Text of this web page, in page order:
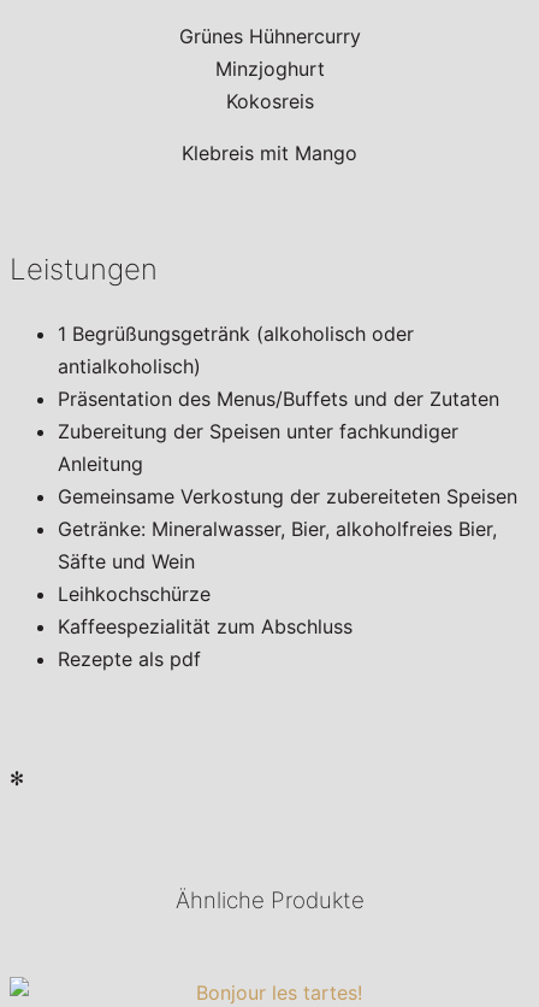
Grünes Hühnercurry
Minzjoghurt
Kokosreis
Klebreis mit Mango
Leistungen
1 Begrüßungsgetränk (alkoholisch oder
antialkoholisch)
Präsentation des Menus/Buffets und der Zutaten
Zubereitung der Speisen unter fachkundiger
Anleitung
Gemeinsame Verkostung der zubereiteten Speisen
Getränke: Mineralwasser, Bier, alkoholfreies Bier,
Säfte und Wein
Leihkochschürze
Kaffeespezialität zum Abschluss
Rezepte als pdf
✻
Ähnliche Produkte